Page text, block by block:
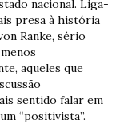
nacional. Liga-
presa à história
Ranke, sério
aqueles que
sentido falar em
“positivista”.